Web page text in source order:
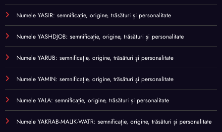
Numele YASIR: semnificație, origine, trăsături și personalitate
Numele YASHDJOB: semnificație, origine, trăsături și personalitate
Numele YARUB: semnificație, origine, trăsături și personalitate
Numele YAMIN: semnificație, origine, trăsături și personalitate
Numele YALA: semnificație, origine, trăsături și personalitate
Numele YAKRAB-MALIK-WATR: semnificație, origine, trăsături și personalitate